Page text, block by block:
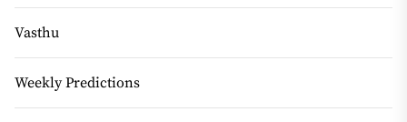
Vasthu
Weekly Predictions